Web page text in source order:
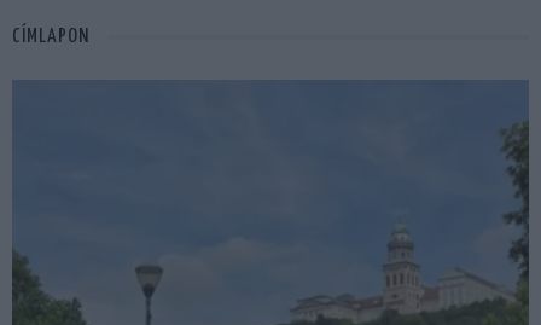
CÍMLAPON